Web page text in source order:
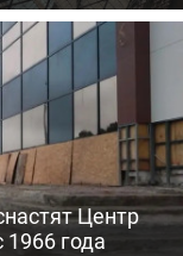
Центр
года